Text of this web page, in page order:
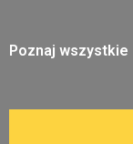
Poznaj wszystkie